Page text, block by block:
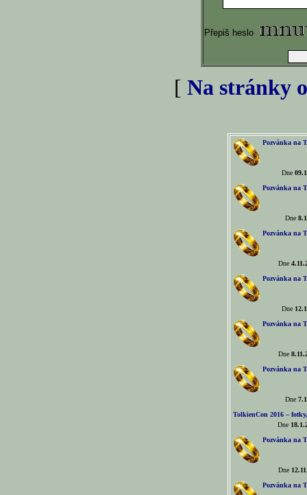
Přepiš heslo
[ Na stránky
Pozvánka na
Dne
Pozvánka na
Dne
Pozvánka na
Dne
Pozvánka na
Dne
Pozvánka na
Dne
Pozvánka na
Dne
TolkienCon 2016 –
Dne
Pozvánka na
Dne
Pozvánka na